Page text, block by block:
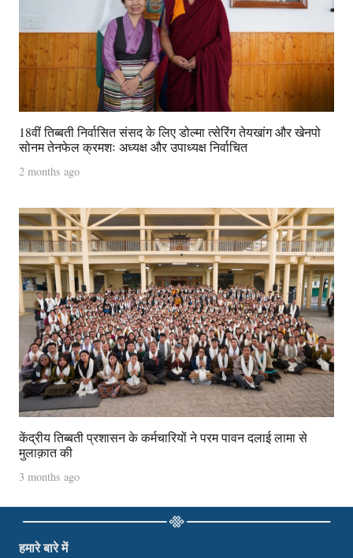
18वीं तिब्बती निर्वासित संसद के लिए डोल्मा त्सेरिंग तेयखांग और खेनपो
सोनम तेनफेल क्रमशः अध्यक्ष और उपाध्यक्ष निर्वाचित
2 months ago
केंद्रीय तिब्बती प्रशासन के कर्मचारियों ने परम पावन दलाई लामा से
मुलाक़ात की
3 months ago
हमारे बारे में